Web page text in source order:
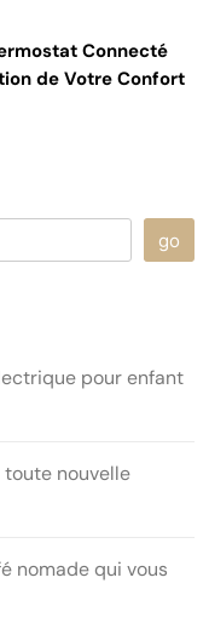
Connecté
de Votre Confort
go
pour enfant
nouvelle
nomade qui vous